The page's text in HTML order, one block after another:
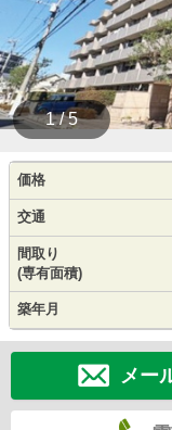
1 / 5
価格
交通
間取り
(専有面積)
築年月
メー